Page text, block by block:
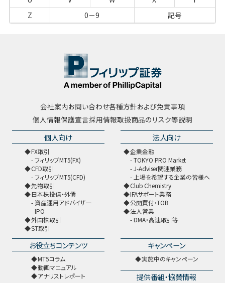
Z
0－9 記号
会社案内お問い合わせ各種方針および免責事項
個人情報保護宣言採用情報取扱商品のリスク等説明
個人向け
FX取引
フィリップMT5(FX)
CFD取引
フィリップMT5(CFD)
先物取引
日本株投信・外債
資産運用アドバイザー
IPO
外国株取引
ST取引
法人向け
企業金融
TOKYO PRO Market
J-Adviser関連業務
上場を希望する企業の皆様へ
Club Chemistry
IFAサポート業務
公開買付・TOB
法人営業
DMA・高速取引等
お役立ちコンテンツ
MT5コラム
動画マニュアル
アナリストレポート
キャンペーン
実施中のキャンペーン
提供番組・協賛情報